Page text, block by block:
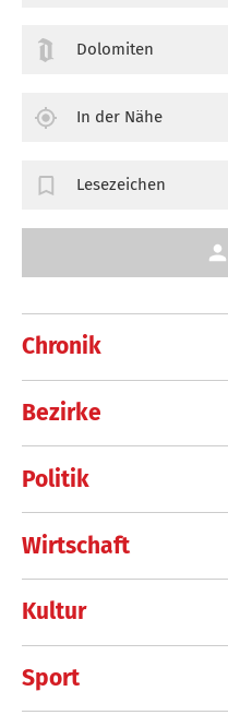
Chronik
Bezirke
Politik
Wirtschaft
Kultur
Sport
Dolomiten
In der Nähe
Lesezeichen